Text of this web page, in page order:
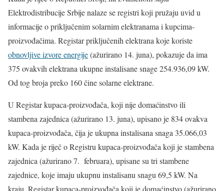
Elektrodistribucije Srbije nalaze se registri koji pružaju uvid u
informacije o priključenim solarnim elektranama i kupcima-
proizvođačima. Registar priključenih elektrana koje koriste
obnovljive izvore energije(ažurirano 14. juna), pokazuje da ima
375 ovakvih elektrana ukupne instalisane snage 254.936,09 kW.
Od tog broja preko 160 čine solarne elektrane.
U Registar kupaca-proizvođača, koji nije domaćinstvo ili
stambena zajednica (ažurirano 13. juna), upisano je 834 ovakva
kupaca-proizvođača, čija je ukupna instalisana snaga 35.066,03
kW. Kada je riječ o Registru kupaca-proizvođača koji je stambena
zajednica (ažurirano 7. februara), upisane su tri stambene
zajednice, koje imaju ukupnu instalisanu snagu 69,5 kW. Na
kraju, Registar kupaca-proizvođača koji je domaćinstvo (ažurirano